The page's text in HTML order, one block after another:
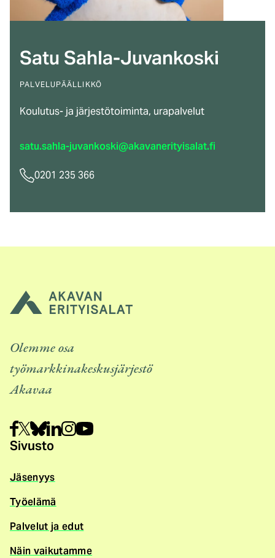
Satu Sahla-Juvankoski
PALVELUPÄÄLLIKKÖ
Koulutus- ja järjestötoiminta, urapalvelut
satu.sahla-juvankoski@akavanerityisalat.fi
0201 235 366
Olemme osa
työmarkkinakeskusjärjestö
Akavaa
Sivusto
Jäsenyys
Työelämä
Palvelut ja edut
Näin vaikutamme